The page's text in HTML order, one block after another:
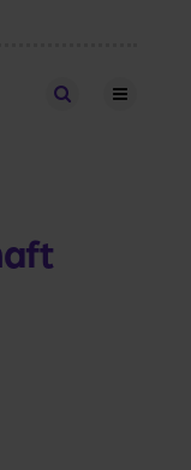
Stellen finden